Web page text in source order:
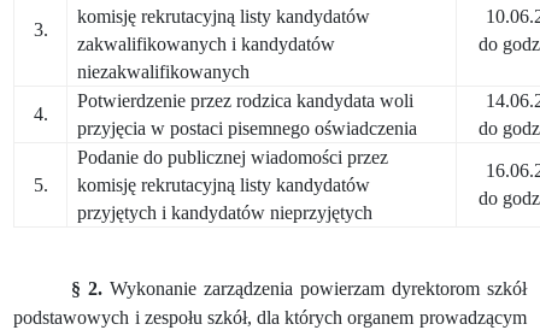
3.
komisję rekrutacyjną listy kandydatów
zakwalifikowanych i kandydatów
niezakwalifikowanych
do
4.
Potwierdzenie przez rodzica kandydata woli
przyjęcia w postaci pisemnego oświadczenia
do
5.
Podanie do publicznej wiadomości przez
komisję rekrutacyjną listy kandydatów
przyjętych i kandydatów nieprzyjętych
do
§ 2.Wykonanie zarządzenia powierzam dyrektorom szkół
podstawowych i zespołu szkół, dla których organem prowadzącym